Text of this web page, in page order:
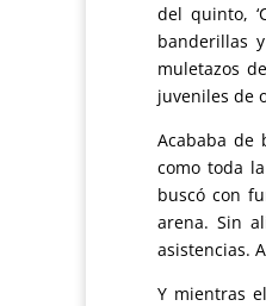
del quinto,
banderillas
muletazos
juveniles de
Acababa de
como toda
buscó con
arena. Sin
asistencias.
Y mientras